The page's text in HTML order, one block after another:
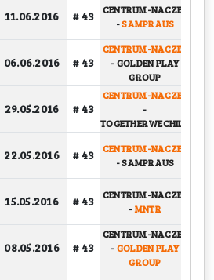
11.06.2016 # 43
CENTRUM-NACZEP
-SAMPRAUS
06.06.2016 # 43
CENTRUM-NACZEP
-GOLDEN PLAY
GROUP
29.05.2016 # 43
CENTRUM-NACZEP
-
TOGETHERWECHILL
22.05.2016 # 43
CENTRUM-NACZEP
-SAMPRAUS
15.05.2016 # 43
CENTRUM-NACZEP
-MNTR
08.05.2016 # 43
CENTRUM-NACZEP
-GOLDEN PLAY
GROUP